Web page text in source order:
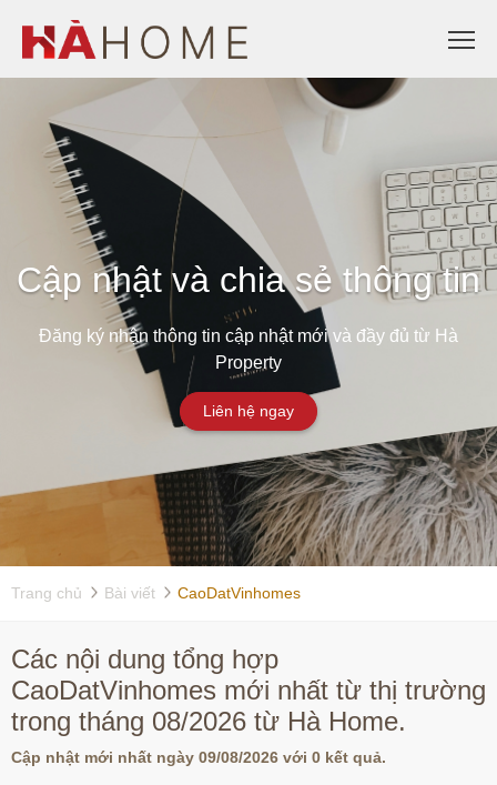
Cập nhật và chia sẻ thông tin
Đăng ký nhận thông tin cập nhật mới và đầy đủ từ Hà
Property
Liên hệ ngay
Trang chủ Bài viết CaoDatVinhomes
Các nội dung tổng hợp
CaoDatVinhomes mới nhất từ thị trường
trong tháng 08/2026 từ Hà Home.
Cập nhật mới nhất ngày 09/08/2026 với 0 kết quả.